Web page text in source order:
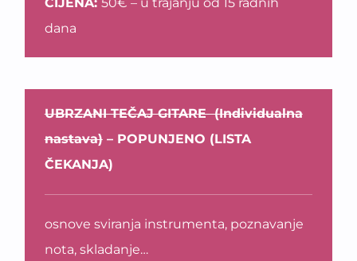
dana
UBRZANI TEČAJ GITARE (Individualna
nastava)– POPUNJENO (LISTA
ČEKANJA)
osnove sviranja instrumenta, poznavanje
nota, skladanje…